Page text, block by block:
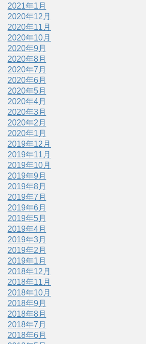
2021年1月
2020年12月
2020年11月
2020年10月
2020年9月
2020年8月
2020年7月
2020年6月
2020年5月
2020年4月
2020年3月
2020年2月
2020年1月
2019年12月
2019年11月
2019年10月
2019年9月
2019年8月
2019年7月
2019年6月
2019年5月
2019年4月
2019年3月
2019年2月
2019年1月
2018年12月
2018年11月
2018年10月
2018年9月
2018年8月
2018年7月
2018年6月